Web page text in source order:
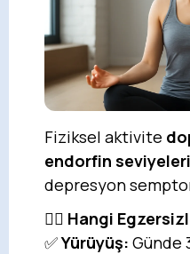
Fiziksel aktivite
endorfin
depresyon
🏃‍♀️ Hangi
✅Yürüyüş: Günde